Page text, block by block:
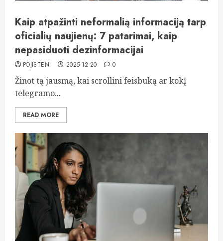
Kaip atpažinti neformalią informaciją tarp
oficialių naujienų: 7 patarimai, kaip
nepasiduoti dezinformacijai
POJISTENI 2025-12-20 0
Žinot tą jausmą, kai scrollini feisbuką ar kokį
telegramo...
READ MORE